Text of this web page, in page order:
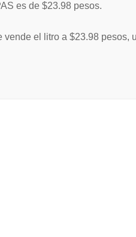
es de $23.98 pesos.
vende el litro a $23.98 pesos,